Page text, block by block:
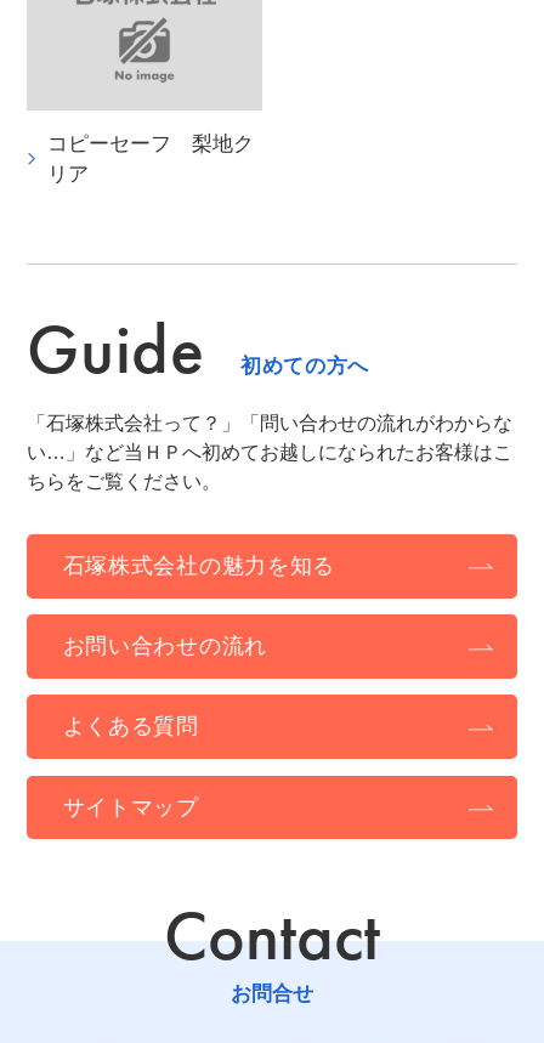
コピーセーフ 梨地ク
リア
Guide 初めての方へ
「石塚株式会社って？」「問い合わせの流れがわからな
い…」など当ＨＰへ初めてお越しになられたお客様はこ
ちらをご覧ください。
石塚株式会社の魅力を知る
お問い合わせの流れ
よくある質問
サイトマップ
Contact
お問合せ